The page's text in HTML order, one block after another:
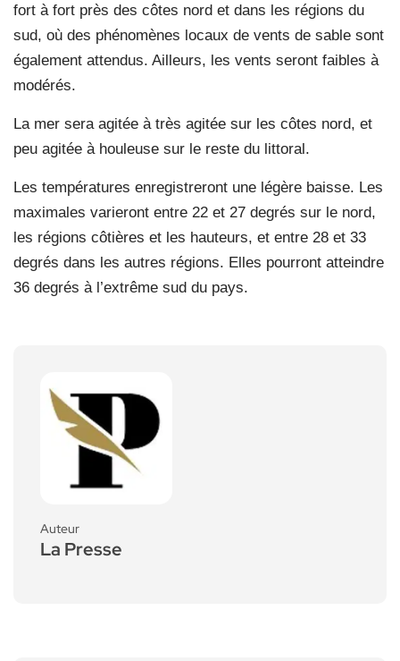
fort à fort près des côtes nord et dans les régions du
sud, où des phénomènes locaux de vents de sable sont
également attendus. Ailleurs, les vents seront faibles à
modérés.
La mer sera agitée à très agitée sur les côtes nord, et
peu agitée à houleuse sur le reste du littoral.
Les températures enregistreront une légère baisse. Les
maximales varieront entre 22 et 27 degrés sur le nord,
les régions côtières et les hauteurs, et entre 28 et 33
degrés dans les autres régions. Elles pourront atteindre
36 degrés à l’extrême sud du pays.
Auteur
La Presse